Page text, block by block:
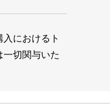
におけるト
一切関与いた